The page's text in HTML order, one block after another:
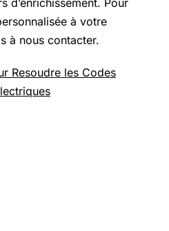
d’enrichissement. Pour
à votre
à nous contacter.
Resoudre les Codes